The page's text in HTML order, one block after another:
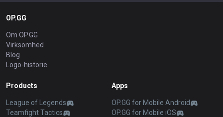
OP.GG
Om OP.GG
Virksomhed
Blog
Logo-historie
Products
League of Legends
Teamfight Tactics
Apps
OP.GG for Mobile Android
OP.GG for Mobile iOS